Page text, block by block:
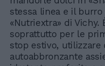
stessa linea e il
«Nutriextra» di Vichy.
soprattutto per le
stop estivo, utilizzare
autoabbronzante